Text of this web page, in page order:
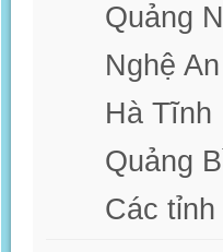
Quảng
Nghệ An
Hà Tĩnh
Quảng
Các tỉnh